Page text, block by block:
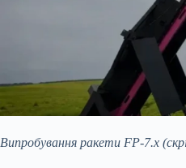
Випробування ракети FP-7.х